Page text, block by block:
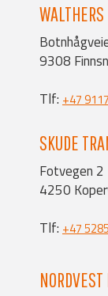
9308
Tlf: +47
SKUDE
Fotvegen 2
4250
Tlf: +47